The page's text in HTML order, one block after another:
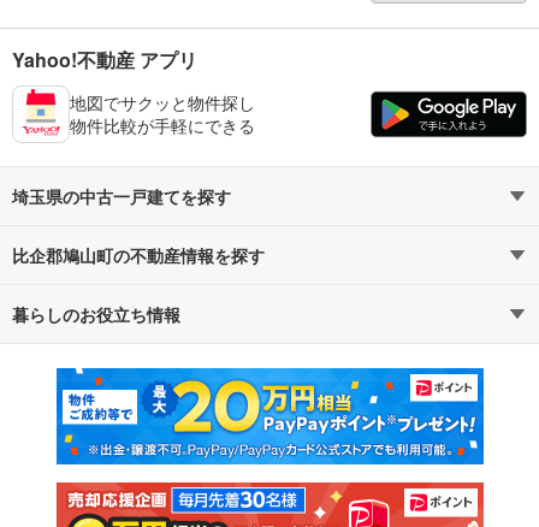
Yahoo!不動産 アプリ
地図でサクッと物件探し
物件比較が手軽にできる
埼玉県の中古一戸建てを探す
路線・駅から探す
通勤・通学時間から探す
比企郡鳩山町の不動産情報を探す
不動産・住宅
新築マンション 中古マンション
新築一戸建て 中古一戸建て
注文住宅 土地
暮らしのお役立ち情報
マンションカタログ 教えて！住まいの先生